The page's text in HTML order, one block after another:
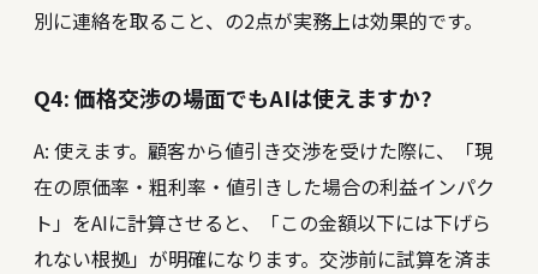
別に連絡を取ること、の2点が実務上は効果的です。
Q4: 価格交渉の場面でもAIは使えますか?
A: 使えます。顧客から値引き交渉を受けた際に、「現
在の原価率・粗利率・値引きした場合の利益インパク
ト」をAIに計算させると、「この金額以下には下げら
れない根拠」が明確になります。交渉前に試算を済ま